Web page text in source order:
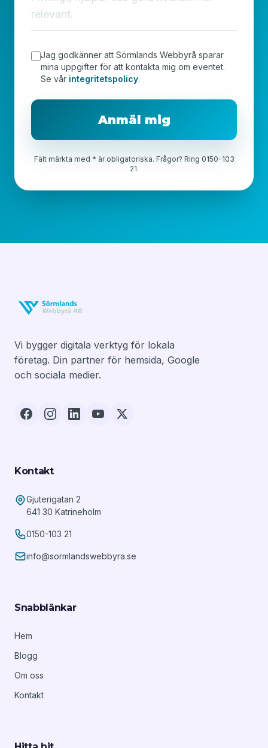
Jag godkänner att Sörmlands Webbyrå sparar
mina uppgifter för att kontakta mig om eventet.
Se vår integritetspolicy.
Anmäl mig
Fält märkta med * är obligatoriska. Frågor? Ring 0150-103
21.
Vi bygger digitala verktyg för lokala
företag. Din partner för hemsida, Google
och sociala medier.
Kontakt
Gjuterigatan 2
641 30 Katrineholm
0150-103 21
info@sormlandswebbyra.se
Snabblänkar
Hem
Blogg
Om oss
Kontakt